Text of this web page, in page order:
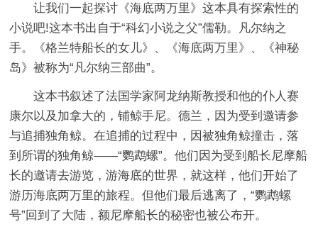
让我们一起探讨《海底两万里》这本具有探索性的
小说吧!这本书出自于“科幻小说之父”儒勒。凡尔纳之
手。《格兰特船长的女儿》、《海底两万里》、《神秘
岛》被称为“凡尔纳三部曲”。
这本书叙述了法国学家阿龙纳斯教授和他的仆人赛
康尔以及加拿大的，铺鲸手尼。德兰，因为受到邀请参
与追捕独角鲸。在追捕的过程中，因被独角鲸撞击，落
到所谓的独角鲸——“鹦鹉螺”。他们因为受到船长尼摩船
长的邀请去游览，游海底的世界，就这样，他们开始了
游历海底两万里的旅程。但他们最后逃离了，“鹦鹉螺
号”回到了大陆，额尼摩船长的秘密也被公布开。